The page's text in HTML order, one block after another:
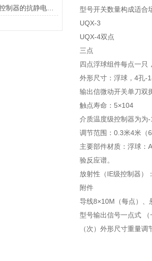
CPF-CZ 双浮球液位控制器的抗静电接地组件
型号开关数量构成适合
UQX-3
UQX-4双点
三点
四点浮球组件每点一只
外形尺寸：浮球，4孔-
输出信微动开关单刀双
触点寿命：5×104
介质温度级控制器为为
调节范围：0.3米4米（
主要部件材质：浮球：
验反应谱。
放射性（IE级控制器）
附件
导线8×10M（每点）、
型号输出信号一点式
（次）外形尺寸重量调